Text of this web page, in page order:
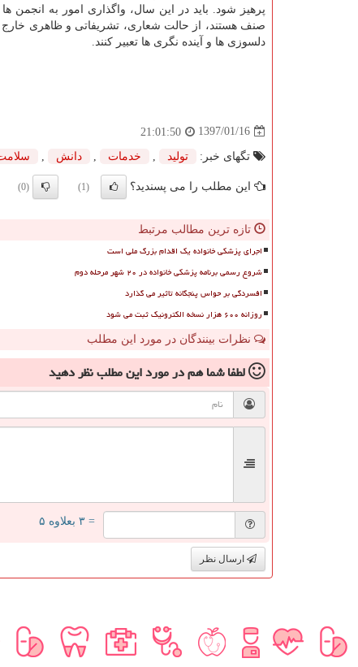
پرهیز شود. باید در این سال، واگذاری امور به
صنف هستند، از حالت شعاری، تشریفاتی و ظاهری خارج
دلسوزی ها و آینده نگری ها تعبیر كنند.
1397/01/16
21:01:50
تگهای خبر: تولید خدمات دانش
این مطلب را می پسندید؟ (1)
(0)
تازه ترین مطالب مرتبط
اجرای پزشکی خانواده یک اقدام بزرگ ملی است
شروع رسمی برنامه پزشکی خانواده در ۲۰ شهر مرحله دوم
افسردگی بر حواس پنجگانه تاثیر می گذارد
روزانه ۶۰۰ هزار نسخه الکترونیک ثبت می شود
نظرات بینندگان در مورد این مطلب
لطفا شما همدر مورد این مطلبنظر دهید
= ۳ بعلاوه ۵
ارسال نظر